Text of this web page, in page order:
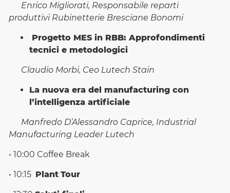
Enrico Migliorati, Responsabile reparti
produttivi Rubinetterie Bresciane Bonomi
Progetto MES in RBB: Approfondimenti
tecnici e metodologici
Claudio Morbi, Ceo Lutech Stain
La nuova era del manufacturing con
l’intelligenza artificiale
Manfredo D’Alessandro Caprice, Industrial
Manufacturing Leader Lutech
• 10:00 Coffee Break
• 10:15 Plant Tour